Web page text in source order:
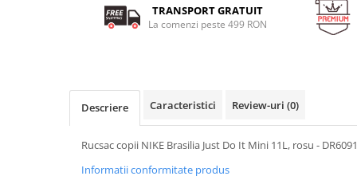
Jachete de primavara-toamna
TRANSPORT GRATUIT
La comenzi peste 499 RON
Descriere Caracteristici Review-uri (0)
Rucsac copii NIKE Brasilia Just Do It Mini 11L, rosu -
Informatii conformitate produs